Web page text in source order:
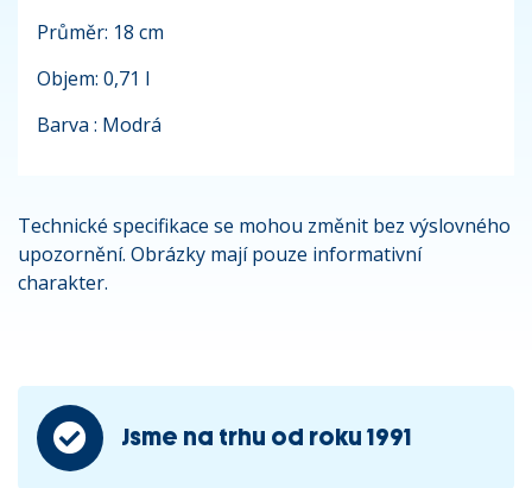
Průměr: 18 cm
Objem: 0,71 l
Barva : Modrá
Technické specifikace se mohou změnit bez výslovného
upozornění. Obrázky mají pouze informativní
charakter.
Jsme na trhu od roku 1991